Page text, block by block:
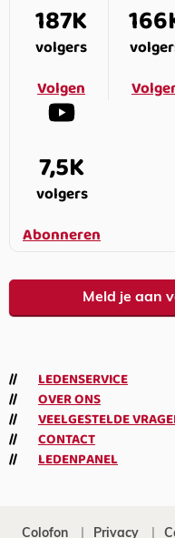
187K
volgers
Volgen
7,5K
volgers
Abonneren
Meld je aan
LEDENSERVICE
OVER ONS
VEELGESTELDE
CONTACT
LEDENPANEL
Colofon Privacy